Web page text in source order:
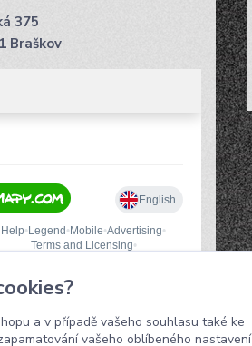
375
Braškov
a v případě vašeho souhlasu také ke
vašeho oblíbeného nastavení